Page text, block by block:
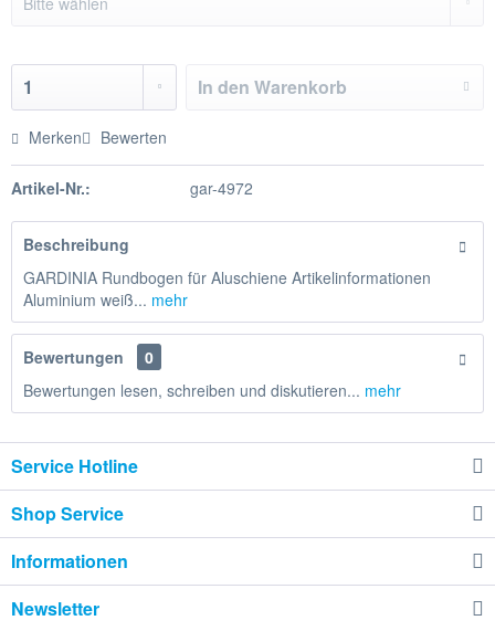
In den Warenkorb
Merken Bewerten
Artikel-Nr.: gar-4972
Beschreibung
GARDINIA Rundbogen für Aluschiene Artikelinformationen
Aluminium weiß... mehr
Bewertungen
0
Bewertungen lesen, schreiben und diskutieren... mehr
Service Hotline
Shop Service
Informationen
Newsletter